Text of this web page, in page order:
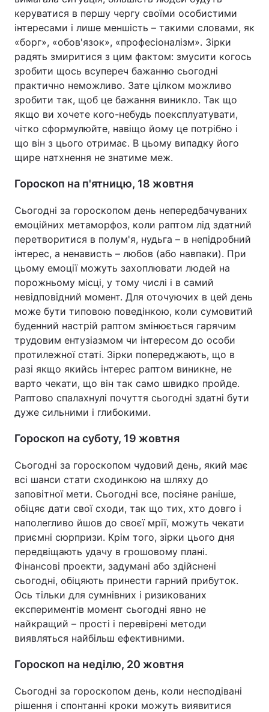
керуватися в першу чергу своїми особистими
інтересами і лише меншість – такими словами, як
«борг», «обов'язок», «професіоналізм». Зірки
радять змиритися з цим фактом: змусити когось
зробити щось всупереч бажанню сьогодні
практично неможливо. Зате цілком можливо
зробити так, щоб це бажання виникло. Так що
якщо ви хочете кого-небудь поексплуатувати,
чітко сформулюйте, навіщо йому це потрібно і
що він з цього отримає. В цьому випадку його
щире натхнення не знатиме меж.
Гороскоп на п'ятницю, 18 жовтня
Сьогодні за гороскопом день непередбачуваних
емоційних метаморфоз, коли раптом лід здатний
перетворитися в полум'я, нудьга – в непідробний
інтерес, а ненависть – любов (або навпаки). При
цьому емоції можуть захоплювати людей на
порожньому місці, у тому числі і в самий
невідповідний момент. Для оточуючих в цей день
може бути типовою поведінкою, коли сумовитий
буденний настрій раптом змінюється гарячим
трудовим ентузіазмом чи інтересом до особи
протилежної статі. Зірки попереджають, що в
разі якщо якийсь інтерес раптом виникне, не
варто чекати, що він так само швидко пройде.
Раптово спалахнулі почуття сьогодні здатні бути
дуже сильними і глибокими.
Гороскоп на суботу, 19 жовтня
Сьогодні за гороскопом чудовий день, який має
всі шанси стати сходинкою на шляху до
заповітної мети. Сьогодні все, посіяне раніше,
обіцяє дати свої сходи, так що тих, хто довго і
наполегливо йшов до своєї мрії, можуть чекати
приємні сюрпризи. Крім того, зірки цього дня
передвіщають удачу в грошовому плані.
Фінансові проекти, задумані або здійснені
сьогодні, обіцяють принести гарний прибуток.
Ось тільки для сумнівних і ризикованих
експериментів момент сьогодні явно не
найкращий – прості і перевірені методи
виявляться найбільш ефективними.
Гороскоп на неділю, 20 жовтня
Сьогодні за гороскопом день, коли несподівані
рішення і спонтанні кроки можуть виявитися